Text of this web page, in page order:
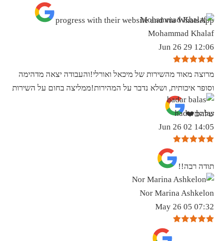
progress with their website and via WhatsApp
Mohammad Khalaf
12:06 29 Jun 26
מרוצה מאוד מהשירות של מיכאל ואורלי!והעבודה יצאה מדהימה
וסופר איכותית, ושלא נדבר על המהירות!ממליצה בחום על השירות
שלהם❤️
hadar balas
14:05 02 Jun 26
תודה רבה!!
Nor Marina Ashkelon
07:32 05 May 26